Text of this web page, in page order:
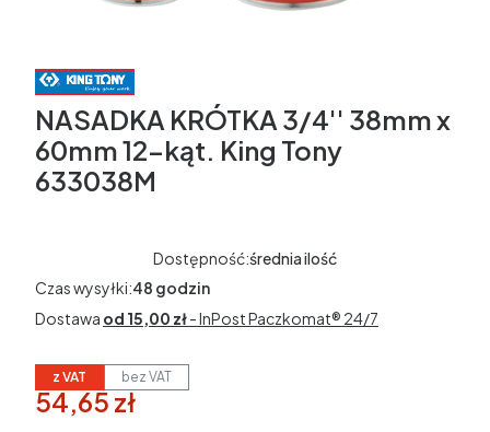
NASADKA KRÓTKA 3/4'' 38mm x
60mm 12-kąt. King Tony
633038M
Dostępność:średnia ilość
Czas wysyłki:48 godzin
Dostawa od 15,00 zł- InPost Paczkomat® 24/7
z VAT bez VAT
54,65 zł
w tym 23% VAT
w tym